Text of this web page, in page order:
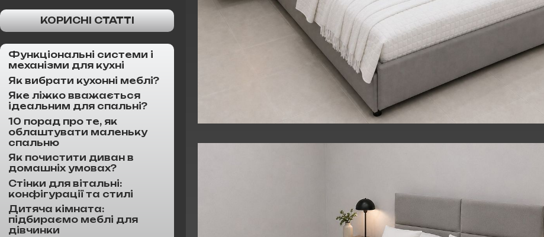
КОРИСНІ СТАТТІ
Функціональні системи і
механізми для кухні
Як вибрати кухонні меблі?
Яке ліжко вважається
ідеальним для спальні?
10 порад про те, як
облаштувати маленьку
спальню
Як почистити диван в
домашніх умовах?
Стінки для вітальні:
конфігурації та стилі
Дитяча кімната:
підбираємо меблі для
дівчинки